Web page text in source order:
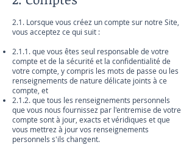
2.1. Lorsque vous créez un compte sur notre Site,
vous acceptez ce qui suit :
2.1.1. que vous êtes seul responsable de votre
compte et de la sécurité et la confidentialité de
votre compte, y compris les mots de passe ou les
renseignements de nature délicate joints à ce
compte, et
2.1.2. que tous les renseignements personnels
que vous nous fournissez par l'entremise de votre
compte sont à jour, exacts et véridiques et que
vous mettrez à jour vos renseignements
personnels s'ils changent.